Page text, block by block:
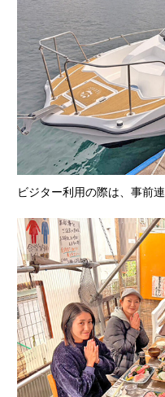
ビジター利用の際は、事前